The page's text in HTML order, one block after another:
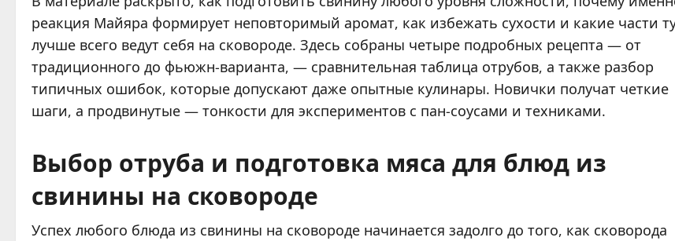
реакция Майяра формирует неповторимый аромат, как избежать сухости и какие части
лучше всего ведут себя на сковороде. Здесь собраны четыре подробных рецепта — от
традиционного до фьюжн-варианта, — сравнительная таблица отрубов, а также разбор
типичных ошибок, которые допускают даже опытные кулинары. Новички получат четкие
шаги, а продвинутые — тонкости для экспериментов с пан-соусами и техниками.
Выбор отруба и подготовка мяса для блюд из
свинины на сковороде
Успех любого блюда из свинины на сковороде начинается задолго до того, как сковорода